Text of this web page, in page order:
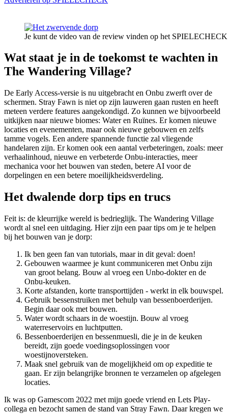
Je kunt de video van de review vinden op het
Wat staat je in de toekomst te wachten in
The Wandering Village?
De Early Access-versie is nu uitgebracht en Onbu zwerft over de
schermen. Stray Fawn is niet op zijn lauweren gaan rusten en heeft
meteen verdere features aangekondigd. Zo kunnen we bijvoorbeeld
uitkijken naar nieuwe biomes: Water en Ruïnes. Er komen nieuwe
locaties en evenementen, maar ook nieuwe gebouwen en zelfs
tamme vogels. Een andere spannende functie zal vliegende
handelaren zijn. Er komen ook een aantal verbeteringen, zoals: meer
verhaalinhoud, nieuwe en verbeterde Onbu-interacties, meer
mechanica voor het bouwen van steden, betere AI voor de
dorpelingen en een betere moeilijkheidsverdeling.
Het dwalende dorp tips en trucs
Feit is: de kleurrijke wereld is bedrieglijk. The Wandering Village
wordt al snel een uitdaging. Hier zijn een paar tips om je te helpen
bij het bouwen van je dorp:
Ik ben geen fan van tutorials, maar in dit geval: doen!
Gebouwen waarmee je kunt communiceren met Onbu zijn
van groot belang. Bouw al vroeg een Unbo-dokter en de
Onbu-keuken.
Korte afstanden, korte transporttijden - werkt in elk bouwspel.
Gebruik bessenstruiken met behulp van bessenboerderijen.
Begin daar ook met bouwen.
Water wordt schaars in de woestijn. Bouw al vroeg
waterreservoirs en luchtputten.
Bessenboerderijen en bessenmuesli, die je in de keuken
bereidt, zijn goede voedingsoplossingen voor
woestijnoversteken.
Maak snel gebruik van de mogelijkheid om op expeditie te
gaan. Er zijn belangrijke bronnen te verzamelen op afgelegen
locaties.
Ik was op Gamescom 2022 met mijn goede vriend en Lets Play-
collega en bezocht samen de stand van Stray Fawn. Daar kregen we